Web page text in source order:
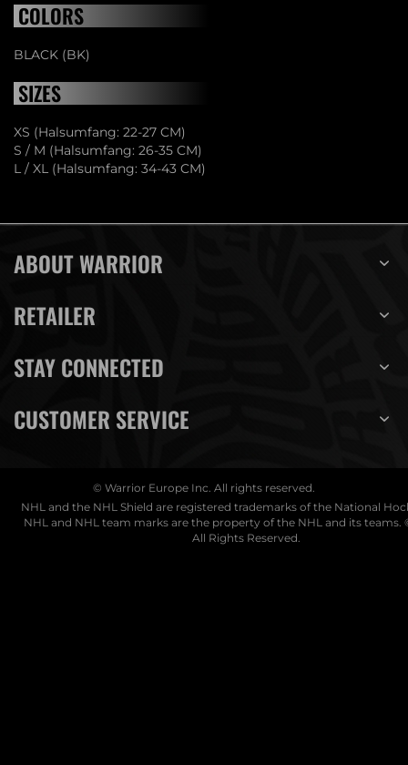
COLORS
BLACK (BK)
SIZES
XS (Halsumfang: 22-27 CM)
S / M (Halsumfang: 26-35 CM)
L / XL (Halsumfang: 34-43 CM)
ABOUT WARRIOR
RETAILER
STAY CONNECTED
CUSTOMER SERVICE
© Warrior Europe Inc. All rights reserved.
NHL and the NHL Shield are registered trademarks of the National
NHL and NHL team marks are the property of the NHL and its teams.
All Rights Reserved.